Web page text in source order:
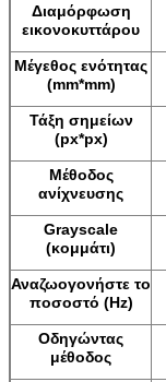
Διαμόρφωση
εικονοκυττάρου
Μέγεθος ενότητας
(mm*mm)
Τάξη σημείων
(px*px)
Μέθοδος
ανίχνευσης
Grayscale
(κομμάτι)
Αναζωογονήστε το
ποσοστό (Hz)
Οδηγώντας
μέθοδος